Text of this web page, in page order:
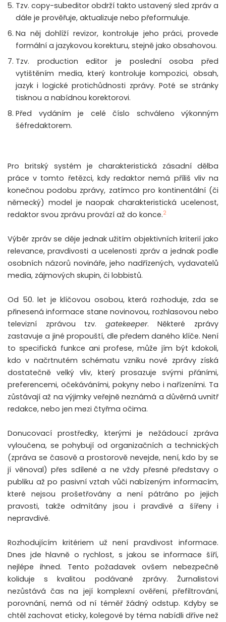
Tzv. copy-subeditor obdrží takto ustavený sled zpráv a
dále je prověřuje, aktualizuje nebo přeformuluje.
Na něj dohlíží revizor, kontroluje jeho práci, provede
formální a jazykovou korekturu, stejně jako obsahovou.
Tzv. production editor je poslední osoba před
vytištěním media, který kontroluje kompozici, obsah,
jazyk i logické protichůdnosti zprávy. Poté se stránky
tisknou a nabídnou korektorovi.
Před vydáním je celé číslo schváleno výkonným
šéfredaktorem.
Pro britský systém je charakteristická zásadní dělba
práce v tomto řetězci, kdy redaktor nemá příliš vliv na
konečnou podobu zprávy, zatímco pro kontinentální (či
německý) model je naopak charakteristická ucelenost,
redaktor svou zprávu provází až do konce.2
Výběr zpráv se děje jednak užitím objektivních kriterií jako
relevance, pravdivosti a ucelenosti zpráv a jednak podle
osobních názorů novináře, jeho nadřízených, vydavatelů
media, zájmových skupin, či lobbistů.
Od 50. let je klíčovou osobou, která rozhoduje, zda se
přinesená informace stane novinovou, rozhlasovou nebo
televizní zprávou tzv. gatekeeper. Některé zprávy
zastavuje a jiné propouští, dle předem daného klíče. Není
to specifická funkce ani profese, může jím být kdokoli,
kdo v načrtnutém schématu vzniku nové zprávy získá
dostatečně velký vliv, který prosazuje svými přáními,
preferencemi, očekáváními, pokyny nebo i nařízeními. Ta
zůstávají až na výjimky veřejně neznámá a důvěrná uvnitř
redakce, nebo jen mezi čtyřma očima.
Donucovací prostředky, kterými je nežádoucí zpráva
vyloučena, se pohybují od organizačních a technických
(zpráva se časově a prostorově nevejde, není, kdo by se
jí věnoval) přes sdílené a ne vždy přesné představy o
publiku až po pasivní vztah vůči nabízeným informacím,
které nejsou prošetřovány a není pátráno po jejich
pravosti, takže odmítány jsou i pravdivé a šířeny i
nepravdivé.
Rozhodujícím kritériem už není pravdivost informace.
Dnes jde hlavně o rychlost, s jakou se informace šíří,
nejlépe ihned. Tento požadavek ovšem nebezpečně
koliduje s kvalitou podávané zprávy. Žurnalistovi
nezůstává čas na její komplexní ověření, přefiltrování,
porovnání, nemá od ní téměř žádný odstup. Kdyby se
chtěl zachovat eticky, kolegové by téma nabídli dříve než